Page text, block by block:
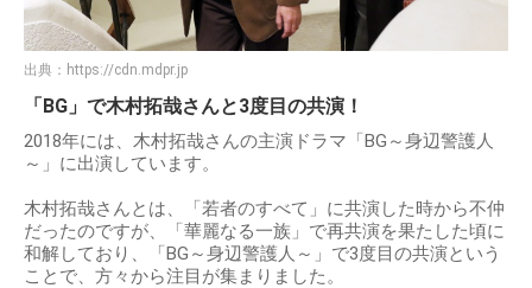
出典： https://cdn.mdpr.jp
「BG」で木村拓哉さんと3度目の共演！
2018年には、木村拓哉さんの主演ドラマ「BG～身辺警護人
～」に出演しています。
木村拓哉さんとは、「若者のすべて」に共演した時から不仲
だったのですが、「華麗なる一族」で再共演を果たした頃に
和解しており、「BG～身辺警護人～」で3度目の共演という
ことで、方々から注目が集まりました。